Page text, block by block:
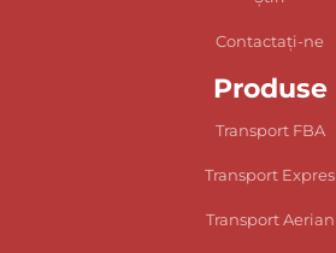
Contactați-ne
Produse
Transport FBA
Transport Expres
Transport Aerian